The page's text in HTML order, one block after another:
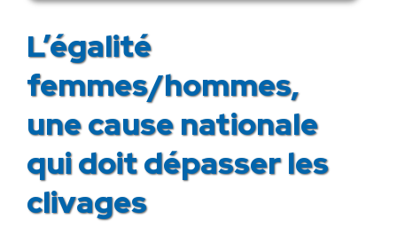
L’égalité
femmes/hommes,
une cause nationale
qui doit dépasser les
clivages